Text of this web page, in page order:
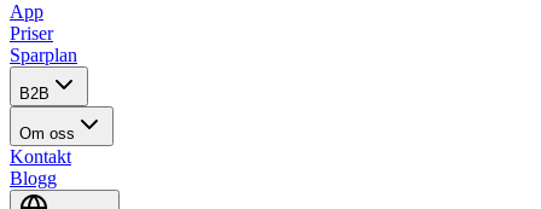
App
Priser
Sparplan
B2B
Om oss
Kontakt
Blogg